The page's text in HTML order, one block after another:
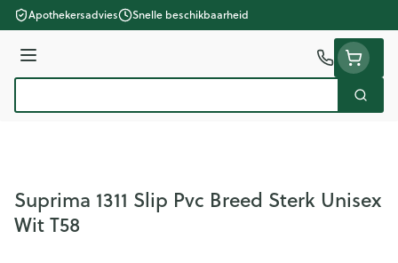
Ga naar de inhoud
Apothekersadvies Snelle beschikbaarheid
Menu
Zoek
Suprima 1311 Slip Pvc Breed Sterk Unisex
Wit T58